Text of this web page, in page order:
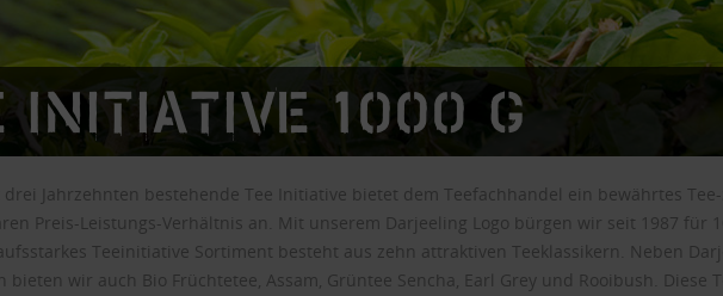
Initiative 1000 g
drei Jahrzehnten bestehende Tee Initiative bietet dem Teefachhandel ein bewährtes
Preis-Leistungs-Verhältnis an. Mit unserem Darjeeling Logo bürgen wir seit 1987 für
Teeinitiative Sortiment besteht aus zehn attraktiven Teeklassikern. Neben
bieten wir auch Bio Früchtetee, Assam, Grüntee Sencha, Earl Grey und Rooibush. Diese